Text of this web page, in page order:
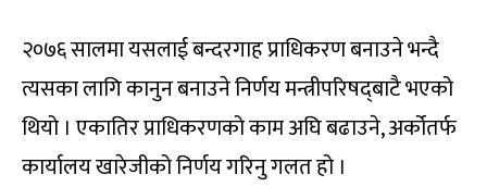
२०७६ सालमा यसलाई बन्दरगाह प्राधिकरण बनाउने भन्दै
त्यसका लागि कानुन बनाउने निर्णय मन्त्रीपरिषद्‍बाटै भएको
थियो । एकातिर प्राधिकरणको काम अघि बढाउने, अर्कोतर्फ
कार्यालय खारेजीको निर्णय गरिनु गलत हो ।